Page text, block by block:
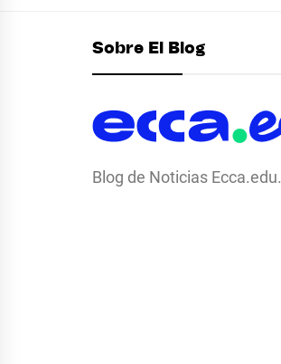
Sobre El Blog
Blog de Noticias Ecca.edu.